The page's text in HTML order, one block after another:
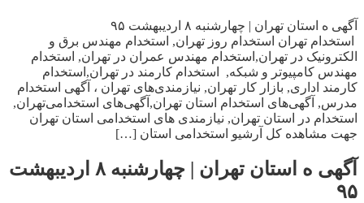
آگهی ه استان تهران | چهارشنبه ۸ اردیبهشت ۹۵
استخدام تهران استخدام روز تهران, استخدام مهندس برق و
الکترونیک در تهران,استخدام مهندس عمران در تهران, استخدام
مهندس کامپیوتر و شبکه, استخدام کارمند در تهران,استخدام
کارمند اداری, بازار کار تهران, نیازمندی‌های تهران ، آگهی استخدام
مدرس, آگهی‌های استخدام استان تهران,آگهی‌های استخدامی‌تهران,
استخدام در استان تهران, نیازمندی های استخدامی استان تهران
جهت مشاهده کل آرشیو استخدامی استان […]
آگهی ه استان تهران | چهارشنبه ۸ اردیبهشت
۹۵